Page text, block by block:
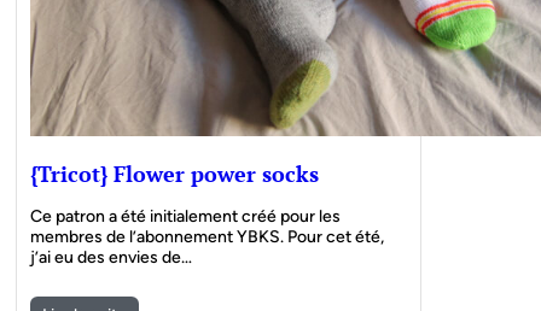
{Tricot} Flower power socks
Ce patron a été initialement créé pour les
membres de l’abonnement YBKS. Pour cet été,
j’ai eu des envies de…